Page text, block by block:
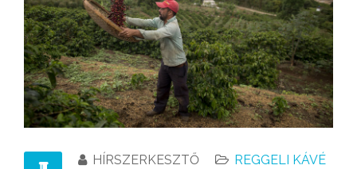
HÍRSZERKESZTŐ
REGGELI KÁVÉ